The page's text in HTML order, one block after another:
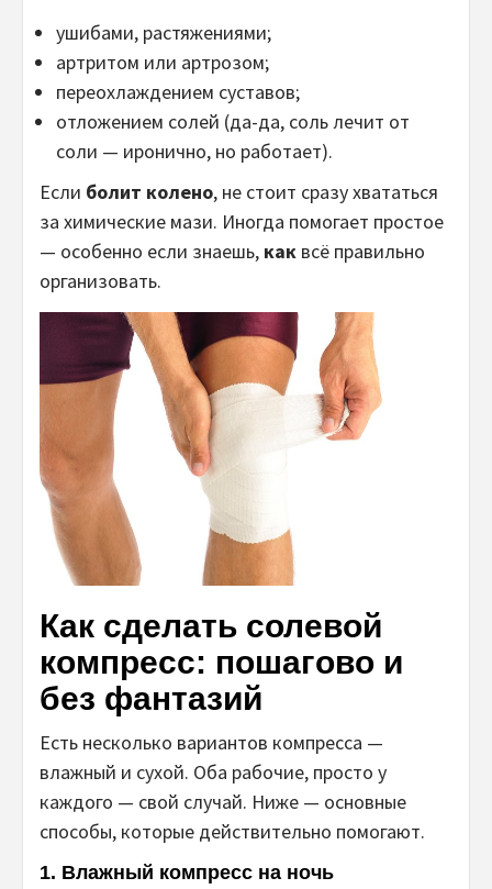
ушибами, растяжениями;
артритом или артрозом;
переохлаждением суставов;
отложением солей (да-да, соль лечит от
соли — иронично, но работает).
Если болит колено, не стоит сразу хвататься
за химические мази. Иногда помогает простое
— особенно если знаешь, как всё правильно
организовать.
Как сделать солевой
компресс: пошагово и
без фантазий
Есть несколько вариантов компресса —
влажный и сухой. Оба рабочие, просто у
каждого — свой случай. Ниже — основные
способы, которые действительно помогают.
1. Влажный компресс на ночь